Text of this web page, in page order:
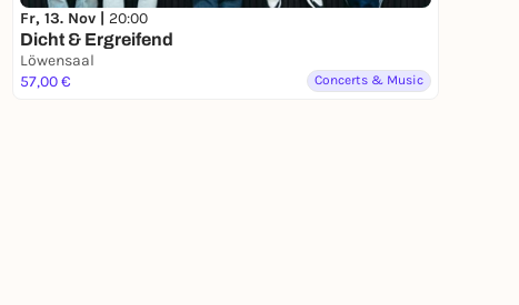
Fr, 13. Nov | 20:00
Dicht & Ergreifend
Löwensaal
57,00 €
Concerts & Music